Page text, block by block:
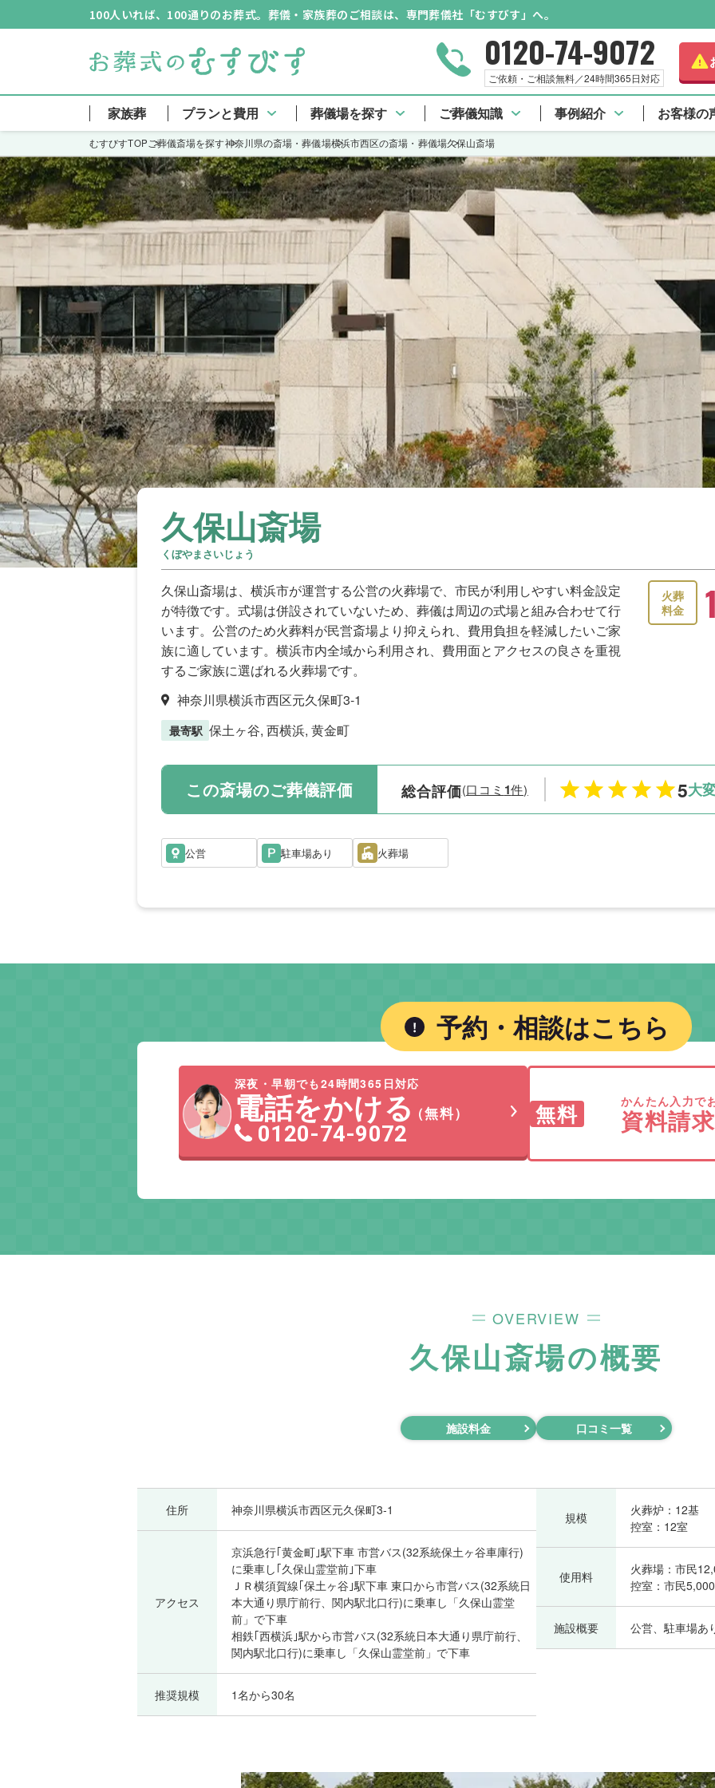
100人いれば、100通りのお葬式。葬儀・家族葬のご相談は、専門葬儀社「むすびす」へ。
0120-74-9072
ご依頼・ご相談無料／24時間365日対応
家族葬 プランと費用 葬儀場を探す ご葬儀知識 事例紹介 お客様の
むすびすTOPご葬儀斎場を探す神奈川県の斎場・葬儀場横浜市西区の斎場・葬儀場久保山斎場
久保山斎場
くぼやまさいじょう
久保山斎場は、横浜市が運営する公営の火葬場で、市民が利用しやすい料金設定
が特徴です。式場は併設されていないため、葬儀は周辺の式場と組み合わせて行
います。公営のため火葬料が民営斎場より抑えられ、費用負担を軽減したいご家
族に適しています。横浜市内全域から利用され、費用面とアクセスの良さを重視
するご家族に選ばれる火葬場です。
神奈川県横浜市西区元久保町3‐1
最寄駅 保土ヶ谷, 西横浜, 黄金町
火葬
料金
この斎場のご葬儀評価 総合評価(口コミ 1件) 5大
公営 駐車場あり 火葬場
予約・相談はこちら
深夜・早朝でも24時間365日対応
電話をかける （無料）
0120-74-9072
無料 かんたん入力で
資料請
OVERVIEW
久保山斎場の概要
施設料金 口コミ一覧
住所 神奈川県横浜市西区元久保町3‐1
アクセス
京浜急行｢黄金町｣駅下車 市営バス(32系統保土ヶ谷車庫行)
に乗車し｢久保山霊堂前｣下車
ＪＲ横須賀線｢保土ヶ谷｣駅下車 東口から市営バス(32系統日
本大通り県庁前行、関内駅北口行)に乗車し「久保山霊堂
前」で下車
相鉄｢西横浜｣駅から市営バス(32系統日本大通り県庁前行、
関内駅北口行)に乗車し「久保山霊堂前」で下車
推奨規模 1名から30名
規模
火葬炉：12基
控室：12室
使用料
火葬場：市民
控室：市民
施設概要 公営、駐車場あ
久保山斎場 TOP 施設料金 口コミ一覧
さらに